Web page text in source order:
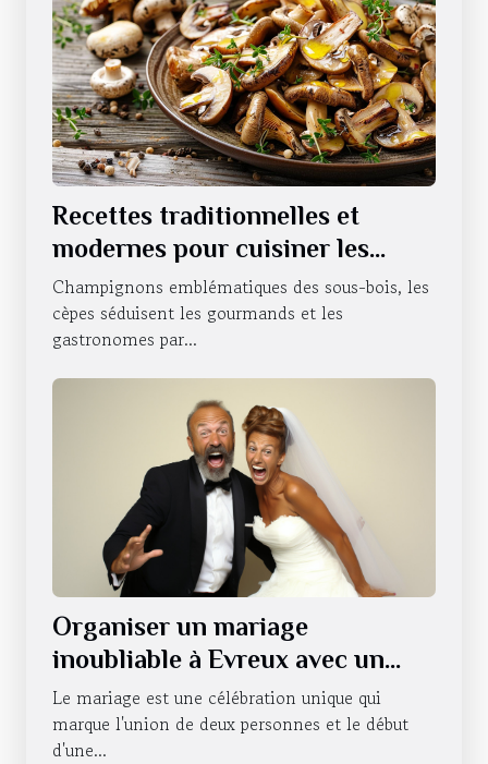
Recettes traditionnelles et
modernes pour cuisiner les
cèpes
Champignons emblématiques des sous-bois, les
cèpes séduisent les gourmands et les
gastronomes par...
Organiser un mariage
inoubliable à Evreux avec un
photobooth
Le mariage est une célébration unique qui
marque l'union de deux personnes et le début
d'une...